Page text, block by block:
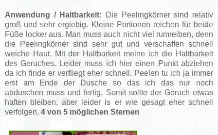
Anwendung / Haltbarkeit: Die Peelingkörner sind relativ
groß und sehr ergiebig. Kleine Portionen reichen für beide
Füße locker aus. Man muss auch nicht viel rumreiben, denn
die Peelingkörner sind sehr gut und verschaffen schnell
weiche Haut. Mit der Haltbarkeit meine ich die Haltbarkeit
des Geruches. Leider muss ich hier einen Punkt abziehen
da ich finde er verfliegt eher schnell. Peelen tu ich ja immer
erst am Ende der Dusche so das ich das nur noch
abduschen muss und fertig. Somit sollte der Geruch etwas
haften bleiben, aber leider is er wie gesagt eher schnell
verfolgen. 4 von 5 möglichen Sternen